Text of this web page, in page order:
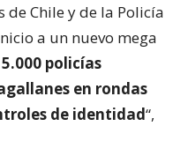
Chile y de la Policía
a un nuevo mega
policías
en rondas
de identidad“,